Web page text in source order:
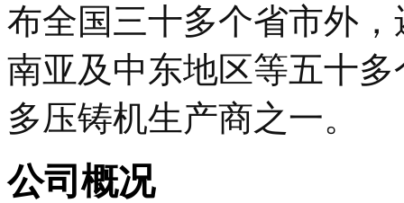
布全国三十多个省市外
南亚及中东地区等五十
多压铸机生产商之一。
公司概况